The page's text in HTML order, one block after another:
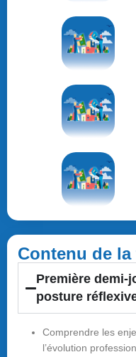
Contenu de
Première demi-
posture
Comprendre les
l’évolution